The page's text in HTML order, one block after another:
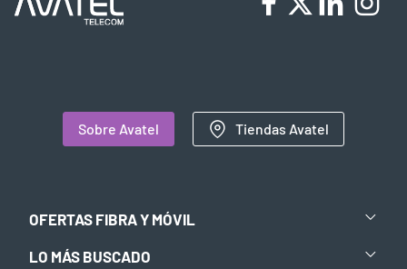
Sobre Avatel Tiendas Avatel
OFERTAS FIBRA Y MÓVIL
LO MÁS BUSCADO